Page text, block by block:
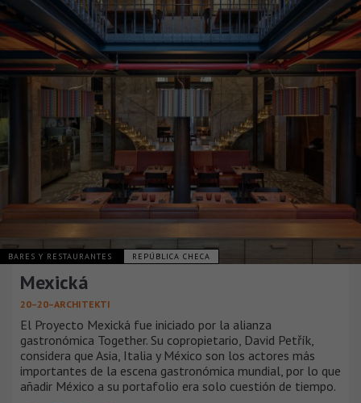
BARES Y RESTAURANTES REPÚBLICA CHECA
Mexická
20–20–ARCHITEKTI
El Proyecto Mexická fue iniciado por la alianza
gastronómica Together. Su copropietario, David Petřík,
considera que Asia, Italia y México son los actores más
importantes de la escena gastronómica mundial, por lo que
añadir México a su portafolio era solo cuestión de tiempo.